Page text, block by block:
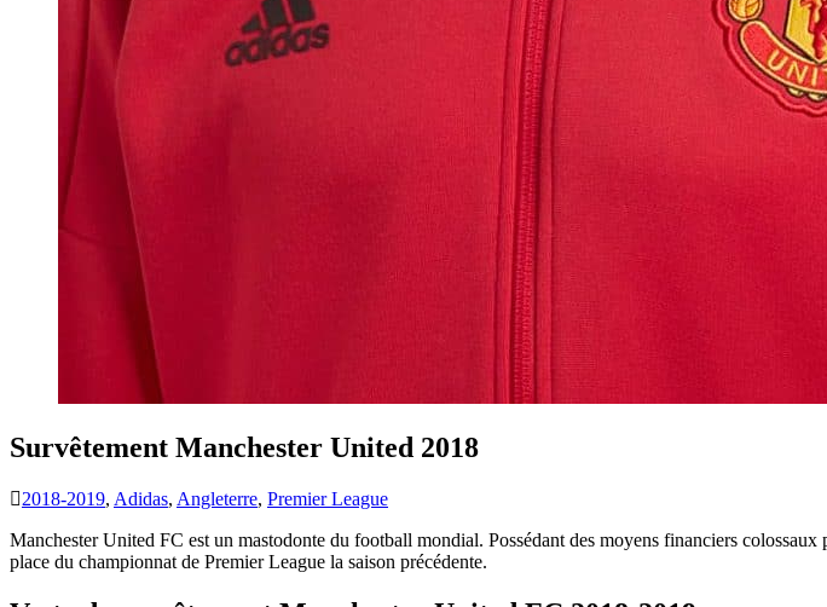
Survêtement Manchester United 2018
2018-2019, Adidas, Angleterre, Premier League
Manchester United FC est un mastodonte du football mondial. Possédant des moyens financiers
place du championnat de Premier League la saison précédente.